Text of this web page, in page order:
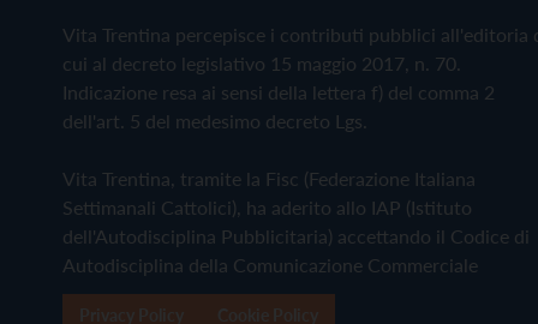
Vita Trentina percepisce i contributi pubblici all'editoria
cui al decreto legislativo 15 maggio 2017, n. 70.
Indicazione resa ai sensi della lettera f) del comma 2
dell'art. 5 del medesimo decreto Lgs.
Vita Trentina, tramite la Fisc (Federazione Italiana
Settimanali Cattolici), ha aderito allo IAP (Istituto
dell'Autodisciplina Pubblicitaria) accettando il Codice di
Autodisciplina della Comunicazione Commerciale